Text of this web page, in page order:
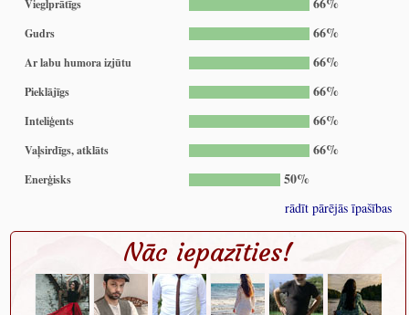
Vieglprātīgs
Gudrs 66%
Ar labu humora izjūtu 66%
Pieklājīgs 66%
Inteliģents 66%
Vaļsirdīgs, atklāts 66%
Enerģisks 50%
rādīt pārējās īpašības
Nāc iepazīties!